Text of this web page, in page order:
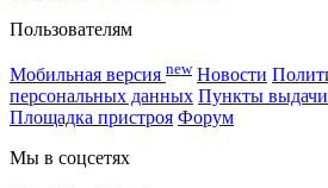
Пользователям
Мобильная версия new Новости
персональных данных Пункты выдачи
Площадка пристроя Форум
Мы в соцсетях